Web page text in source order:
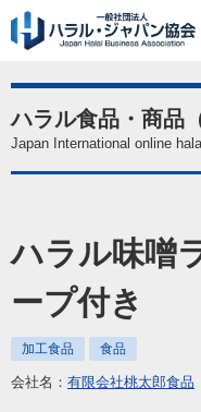
ハラル食品・商品
Japan International online
ハラル味噌
ープ付き
加工食品 食品
会社名： 有限会社桃太郎食品